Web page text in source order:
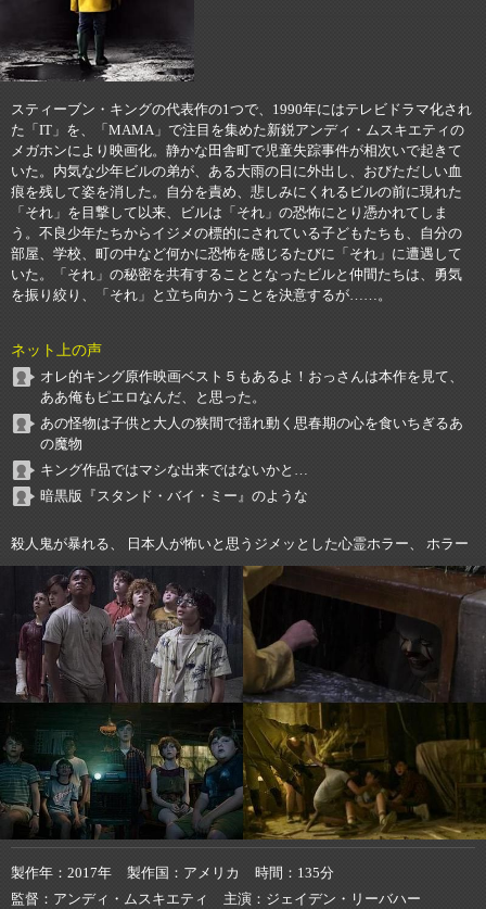
スティーブン・キングの代表作の1つで、1990年にはテレビドラマ化され
た「IT」を、「MAMA」で注目を集めた新鋭アンディ・ムスキエティの
メガホンにより映画化。静かな田舎町で児童失踪事件が相次いで起きて
いた。内気な少年ビルの弟が、ある大雨の日に外出し、おびただしい血
痕を残して姿を消した。自分を責め、悲しみにくれるビルの前に現れた
「それ」を目撃して以来、ビルは「それ」の恐怖にとり憑かれてしま
う。不良少年たちからイジメの標的にされている子どもたちも、自分の
部屋、学校、町の中など何かに恐怖を感じるたびに「それ」に遭遇して
いた。「それ」の秘密を共有することとなったビルと仲間たちは、勇気
を振り絞り、「それ」と立ち向かうことを決意するが……。
ネット上の声
オレ的キング原作映画ベスト５もあるよ！おっさんは本作を見て、
ああ俺もピエロなんだ、と思った。
あの怪物は子供と大人の狭間で揺れ動く思春期の心を食いちぎるあ
の魔物
キング作品ではマシな出来ではないかと…
暗黒版『スタンド・バイ・ミー』のような
殺人鬼が暴れる、 日本人が怖いと思うジメッとした心霊ホラー、 ホラー
製作年 2017年 製作国 アメリカ 時間
135分
監督
アンディ・ムスキエティ 主演 ジェイデン・リーバハー